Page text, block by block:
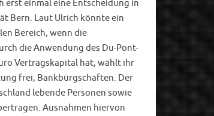
erst einmal eine Entscheidung in
Bern. Laut Ulrich könnte ein
Bereich, wenn die
die Anwendung des Du-Pont-
Vertragskapital hat, wählt ihr
frei, Bankbürgschaften. Der
lebende Personen sowie
Ausnahmen hiervon